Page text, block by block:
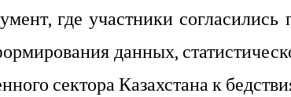
где участники
данных,
сектора Казахстана к